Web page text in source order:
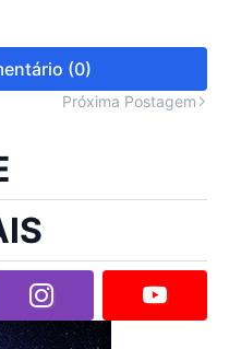
(0)
Próxima Postagem